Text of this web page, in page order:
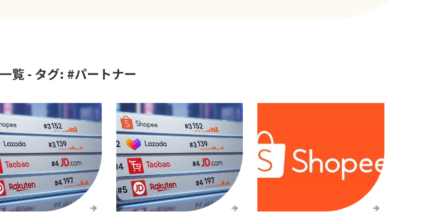
覧 - タグ: #パートナー